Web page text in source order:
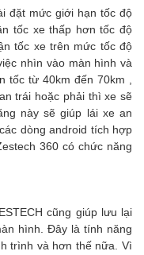
đặt mức giới hạn tốc độ
tốc xe thấp hơn tốc độ
tốc xe trên mức tốc độ
nhìn vào màn hình và
tốc từ 40km đến 70km ,
trái hoặc phải thì xe sẽ
này sẽ giúp lái xe an
dòng android tích hợp
360 có chức năng
cũng giúp lưu lại
hình. Đây là tính năng
trình và hơn thế nữa. Vì